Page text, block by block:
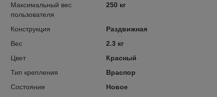
Максимальный вес
пользователя
250 кг
Конструкция
Раздвижная
Вес
2.3 кг
Цвет
Красный
Тип крепления
Враспор
Состояние
Новое